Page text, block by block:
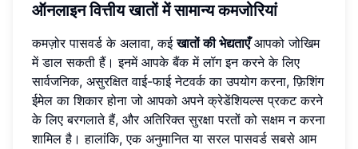
ऑनलाइन वित्तीय खातों में सामान्य कमजोरियां
कमज़ोर पासवर्ड के अलावा, कईखातों की भेद्यताएँआपको जोखिम
में डाल सकती हैं। इनमें आपके बैंक में लॉग इन करने के लिए
सार्वजनिक, असुरक्षित वाई-फाई नेटवर्क का उपयोग करना, फ़िशिंग
ईमेल का शिकार होना जो आपको अपने क्रेडेंशियल्स प्रकट करने
के लिए बरगलाते हैं, और अतिरिक्त सुरक्षा परतों को सक्षम न करना
शामिल है। हालांकि, एक अनुमानित या सरल पासवर्ड सबसे आम